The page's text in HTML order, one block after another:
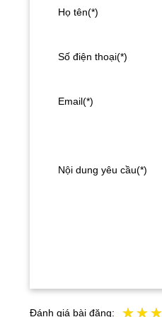
Họ tên(*)
Số điện thoại(*)
Email(*)
Nội dung yêu cầu(*)
Đánh giá bài đăng: